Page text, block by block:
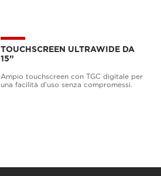
TOUCHSCREEN ULTRAWIDE DA
15”
Ampio touchscreen con TGC digitale per
una facilità d’uso senza compromessi.